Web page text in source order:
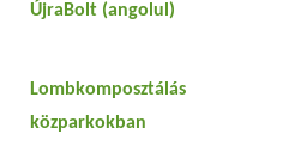
ÚjraBolt (angolul)
Lombkomposztálás
közparkokban